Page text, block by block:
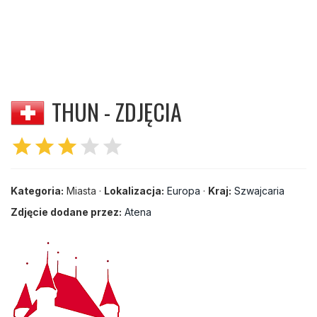
THUN - ZDJĘCIA
starstarstar star star
Kategoria: Miasta · Lokalizacja: Europa · Kraj: Szwajcaria
Zdjęcie dodane przez: Atena